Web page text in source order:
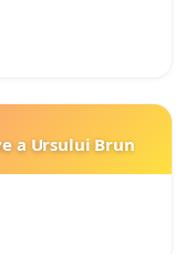
a Ursului Brun